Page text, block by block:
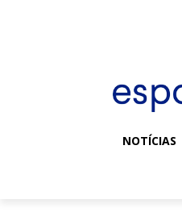
NOTÍCIAS